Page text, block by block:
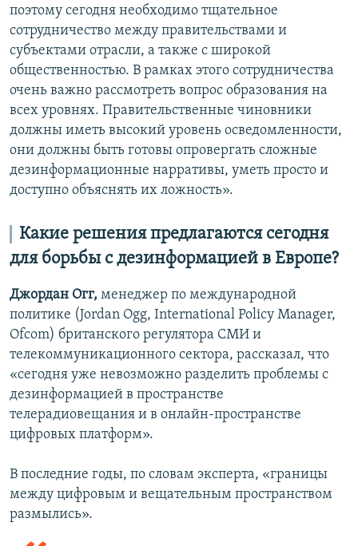
поэтому сегодня необходимо тщательное
сотрудничество между правительствами и
субъектами отрасли, а также с широкой
общественностью. В рамках этого сотрудничества
очень важно рассмотреть вопрос образования на
всех уровнях. Правительственные чиновники
должны иметь высокий уровень осведомленности,
они должны быть готовы опровергать сложные
дезинформационные нарративы, уметь просто и
доступно объяснять их ложность».
Какие решения предлагаются сегодня
для борьбы с дезинформацией в Европе?
Джордан Огг, менеджер по международной
политике (Jordan Ogg, International Policy Manager,
Ofcom) британского регулятора СМИ и
телекоммуникационного сектора, рассказал, что
«сегодня уже невозможно разделить проблемы с
дезинформацией в пространстве
телерадиовещания и в онлайн-пространстве
цифровых платформ».
В последние годы, по словам эксперта, «границы
между цифровым и вещательным пространством
размылись».